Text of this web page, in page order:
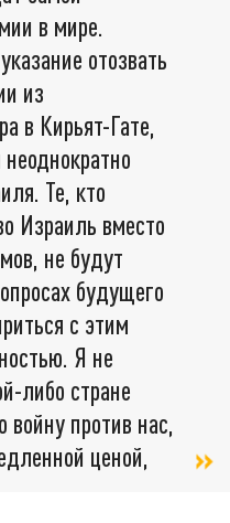
в мире.
отозвать
из
в Кирьят-Гате,
Те, кто
Израиль вместо
не будут
будущего
с этим
Я не
либо стране
против нас,
ценой,